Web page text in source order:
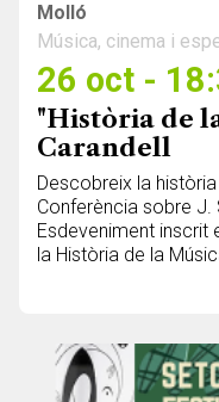
Molló
Música, cinema i
26 oct -
"Història de
Carandell
Descobreix la
Conferència sobre J.
Esdeveniment inscrit
la Història de la